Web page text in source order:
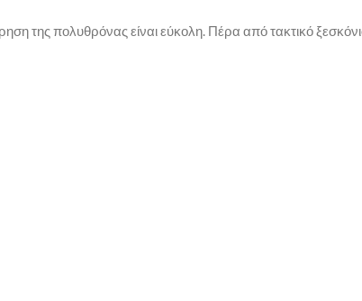
της πολυθρόνας είναι εύκολη. Πέρα από τακτικό